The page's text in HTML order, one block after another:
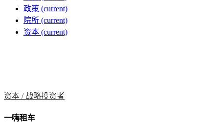
政策 (current)
院所 (current)
资本 (current)
资本 / 战略投资者
一嗨租车